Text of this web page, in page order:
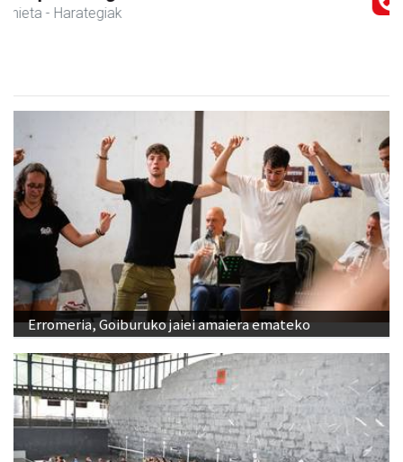
Erromeria, Goiburuko jaiei amaiera emateko